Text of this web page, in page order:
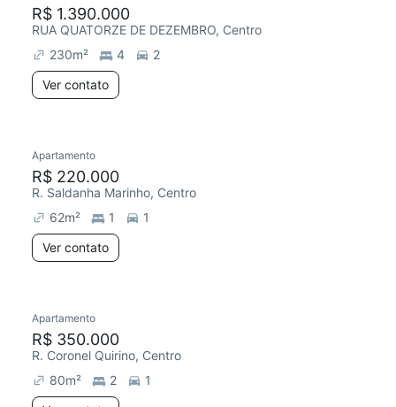
R$ 1.390.000
RUA QUATORZE DE DEZEMBRO, Centro
230m² 4
2
Ver contato
Apartamento
R$ 220.000
R. Saldanha Marinho, Centro
62m² 1
1
Ver contato
Apartamento
R$ 350.000
R. Coronel Quirino, Centro
80m² 2
1